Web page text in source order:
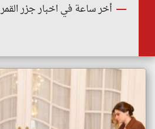
أخر ساعة في اخبار جزر القمر